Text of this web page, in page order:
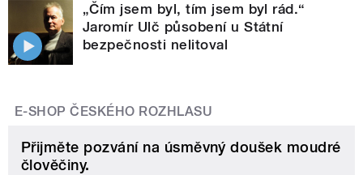
„Čím jsem byl, tím jsem byl rád.“
Jaromír Ulč působení u Státní
bezpečnosti nelitoval
E-SHOP ČESKÉHO ROZHLASU
Přijměte pozvání na úsměvný doušek moudré
člověčiny.